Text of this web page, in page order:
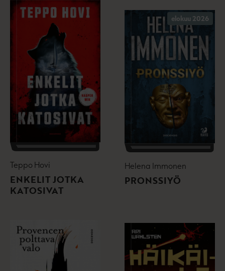
Teppo Hovi
ENKELIT JOTKA
KATOSIVAT
elokuu 2026
Helena Immonen
PRONSSIYÖ